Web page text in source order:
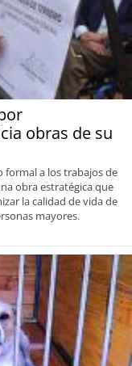
obras de su
formal a los trabajos de
obra estratégica que
la calidad de vida de
mayores.